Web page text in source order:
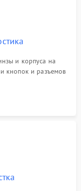
и корпуса на
кнопок и разъемов
на экран,
системных